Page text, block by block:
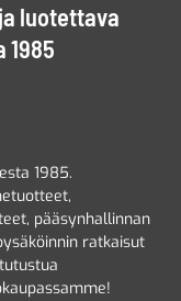
luotettava
1985
1985.
pääsynhallinnan
ratkaisut